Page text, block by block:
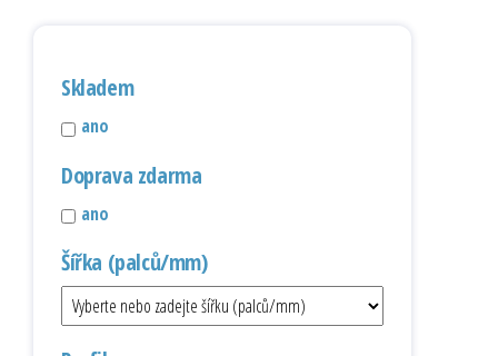
Skladem
ano
Doprava zdarma
ano
Šířka (palců/mm)